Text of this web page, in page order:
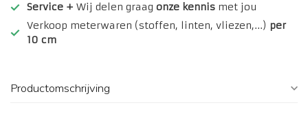
Service + Wij delen graag onze kennis met jou
Verkoop meterwaren (stoffen, linten, vliezen,...) per
10 cm
Productomschrijving